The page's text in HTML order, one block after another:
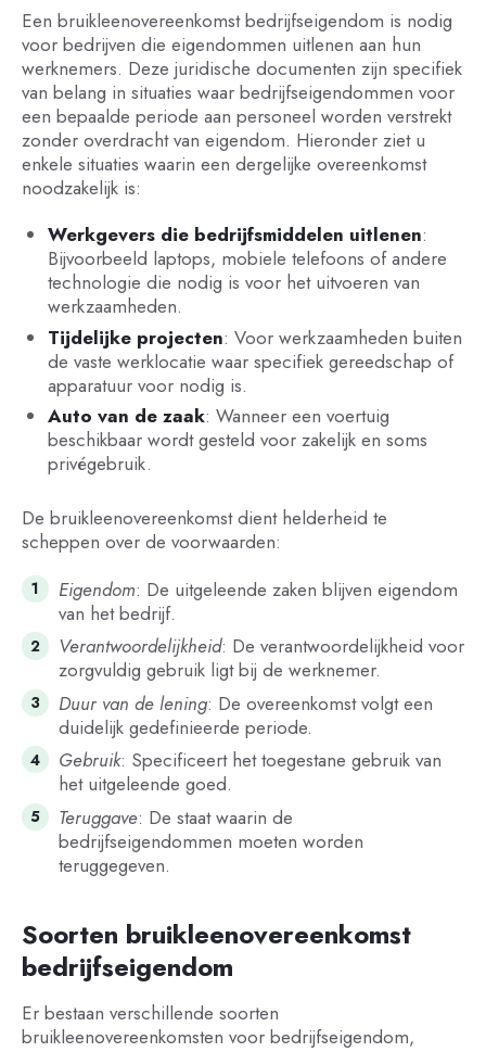
Een bruikleenovereenkomst bedrijfseigendom is nodig
voor bedrijven die eigendommen uitlenen aan hun
werknemers. Deze juridische documenten zijn specifiek
van belang in situaties waar bedrijfseigendommen voor
een bepaalde periode aan personeel worden verstrekt
zonder overdracht van eigendom. Hieronder ziet u
enkele situaties waarin een dergelijke overeenkomst
noodzakelijk is:
Werkgevers die bedrijfsmiddelen uitlenen:
Bijvoorbeeld laptops, mobiele telefoons of andere
technologie die nodig is voor het uitvoeren van
werkzaamheden.
Tijdelijke projecten: Voor werkzaamheden buiten
de vaste werklocatie waar specifiek gereedschap of
apparatuur voor nodig is.
Auto van de zaak: Wanneer een voertuig
beschikbaar wordt gesteld voor zakelijk en soms
privégebruik.
De bruikleenovereenkomst dient helderheid te
scheppen over de voorwaarden:
Eigendom: De uitgeleende zaken blijven eigendom
van het bedrijf.
Verantwoordelijkheid: De verantwoordelijkheid voor
zorgvuldig gebruik ligt bij de werknemer.
Duur van de lening: De overeenkomst volgt een
duidelijk gedefinieerde periode.
Gebruik: Specificeert het toegestane gebruik van
het uitgeleende goed.
Teruggave: De staat waarin de
bedrijfseigendommen moeten worden
teruggegeven.
Soorten bruikleenovereenkomst
bedrijfseigendom
Er bestaan verschillende soorten
bruikleenovereenkomsten voor bedrijfseigendom,